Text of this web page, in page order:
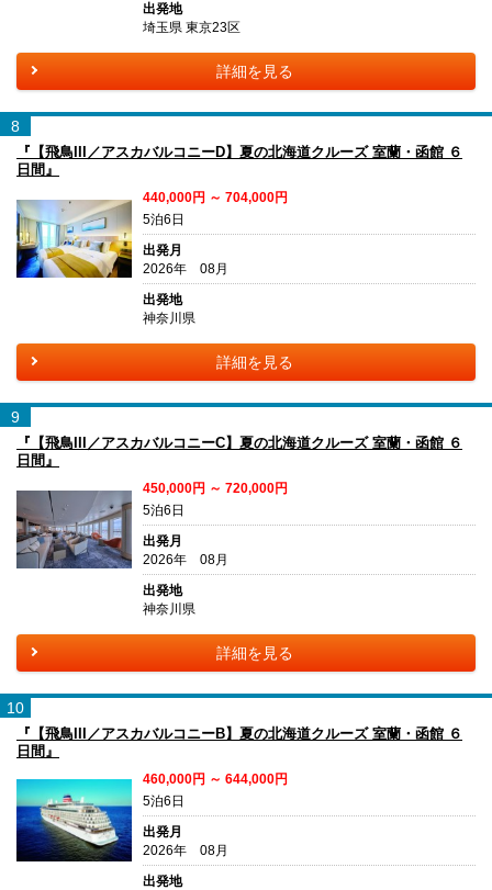
出発地
埼玉県 東京23区
詳細を見る
8
『【飛鳥III／アスカバルコニーD】夏の北海道クルーズ 室蘭・函館 ６
日間』
440,000円 ～ 704,000円
5泊6日
出発月
2026年 08月
出発地
神奈川県
詳細を見る
9
『【飛鳥III／アスカバルコニーC】夏の北海道クルーズ 室蘭・函館 ６
日間』
450,000円 ～ 720,000円
5泊6日
出発月
2026年 08月
出発地
神奈川県
詳細を見る
10
『【飛鳥III／アスカバルコニーB】夏の北海道クルーズ 室蘭・函館 ６
日間』
460,000円 ～ 644,000円
5泊6日
出発月
2026年 08月
出発地